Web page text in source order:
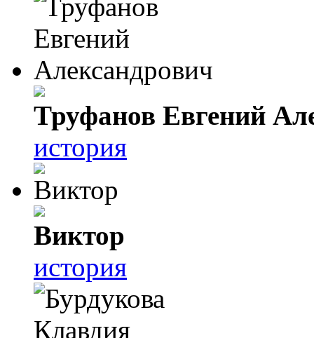
Труфанов Евгений
история
Виктор
история